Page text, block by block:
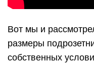
Вот мы и
размеры
собственных